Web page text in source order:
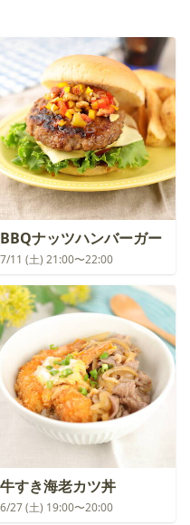
BBQナッツハンバーガー
7/11 (土) 21:00〜22:00
牛すき海老カツ丼
6/27 (土) 19:00〜20:00